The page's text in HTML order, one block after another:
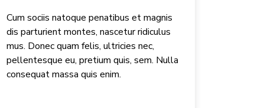
Cum sociis natoque penatibus et magnis
dis parturient montes, nascetur ridiculus
mus. Donec quam felis, ultricies nec,
pellentesque eu, pretium quis, sem. Nulla
consequat massa quis enim.